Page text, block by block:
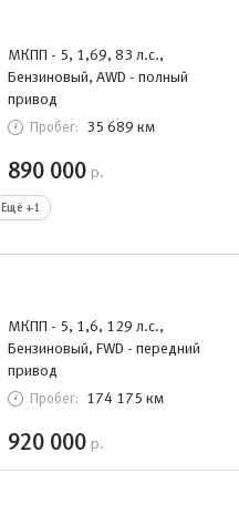
МКПП - 5, 1,69, 83 л.с.,
Бензиновый, AWD - полный
привод
Пробег: 35 689 км
890 000 р.
Ещё +1
МКПП - 5, 1,6, 129 л.с.,
Бензиновый, FWD - передний
привод
Пробег: 174 175 км
920 000 р.